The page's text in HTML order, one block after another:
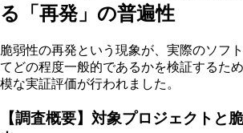
る「再発」の普遍性
脆弱性の再発という現象が、実際のソフ
てどの程度一般的であるかを検証するた
模な実証評価が行われました。
【調査概要】対象プロジェクトと